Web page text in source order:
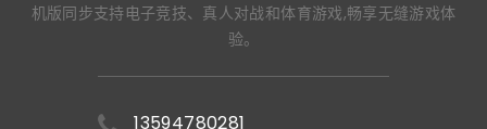
机版同步支持电子竞技、真人对战和体育游戏,畅享无缝游戏体
验。
13594780281